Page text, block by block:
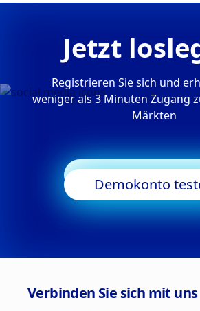
Jetzt
Registrieren Sie sich und
weniger als 3 Minuten Zugang
Märkten
Trading
Demokonto
Verbinden Sie sich mit uns